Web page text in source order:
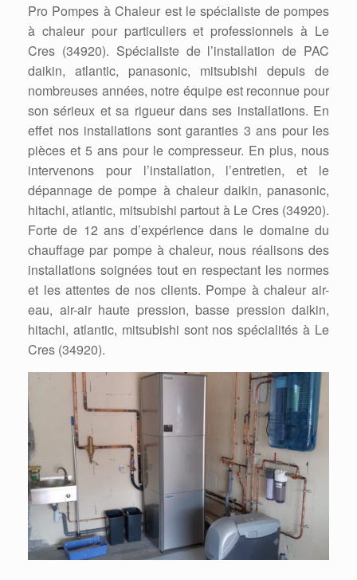
Pro Pompes à Chaleur est le spécialiste de pompes
à chaleur pour particuliers et professionnels à Le
Cres (34920). Spécialiste de l’installation de PAC
daikin, atlantic, panasonic, mitsubishi depuis de
nombreuses années, notre équipe est reconnue pour
son sérieux et sa rigueur dans ses installations. En
effet nos installations sont garanties 3 ans pour les
pièces et 5 ans pour le compresseur. En plus, nous
intervenons pour l’installation, l’entretien, et le
dépannage de pompe à chaleur daikin, panasonic,
hitachi, atlantic, mitsubishi partout à Le Cres (34920).
Forte de 12 ans d’expérience dans le domaine du
chauffage par pompe à chaleur, nous réalisons des
installations soignées tout en respectant les normes
et les attentes de nos clients. Pompe à chaleur air-
eau, air-air haute pression, basse pression daikin,
hitachi, atlantic, mitsubishi sont nos spécialités à Le
Cres (34920).